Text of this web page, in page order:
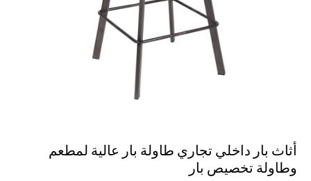
أثاث بار داخلي تجاري طاولة بار عالية لمطعم
وطاولة تخصيص بار